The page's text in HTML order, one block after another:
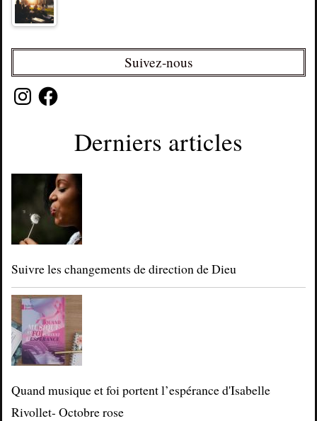
Suivez-nous
InstagramFacebook
Derniers articles
Suivre les changements de direction de Dieu
Quand musique et foi portent l’espérance d'Isabelle
Rivollet- Octobre rose